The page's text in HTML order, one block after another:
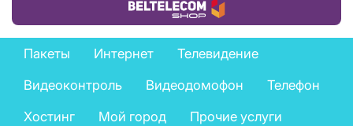
Купить товар
Private
services
menu
Пакеты Интернет
Телевидение
Видеоконтроль
Видеодомофон
Телефон
Хостинг
Мой город
Прочие услуги